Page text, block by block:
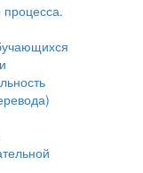
процесса.